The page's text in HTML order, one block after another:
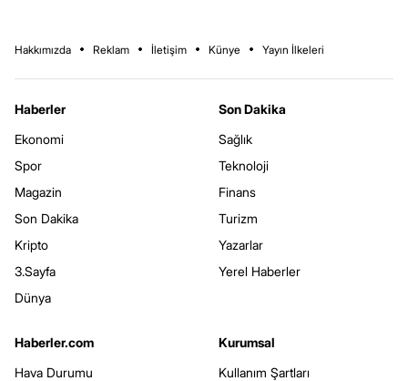
Hakkımızda Reklam İletişim Künye Yayın İlkeleri
Haberler
Ekonomi
Spor
Magazin
Son Dakika
Kripto
3.Sayfa
Dünya
Son Dakika
Sağlık
Teknoloji
Finans
Turizm
Yazarlar
Yerel Haberler
Haberler.com
Hava Durumu
Kurumsal
Kullanım Şartları